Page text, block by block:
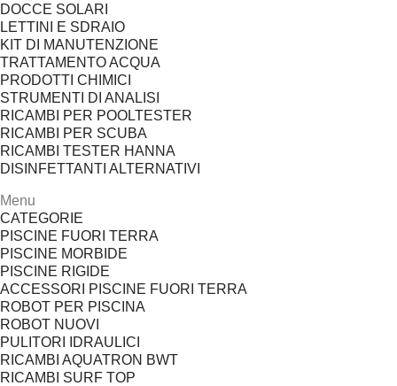
DOCCE SOLARI
LETTINI E SDRAIO
KIT DI MANUTENZIONE
TRATTAMENTO ACQUA
PRODOTTI CHIMICI
STRUMENTI DI ANALISI
RICAMBI PER POOLTESTER
RICAMBI PER SCUBA
RICAMBI TESTER HANNA
DISINFETTANTI ALTERNATIVI
Menu
CATEGORIE
PISCINE FUORI TERRA
PISCINE MORBIDE
PISCINE RIGIDE
ACCESSORI PISCINE FUORI TERRA
ROBOT PER PISCINA
ROBOT NUOVI
PULITORI IDRAULICI
RICAMBI AQUATRON BWT
RICAMBI SURF TOP